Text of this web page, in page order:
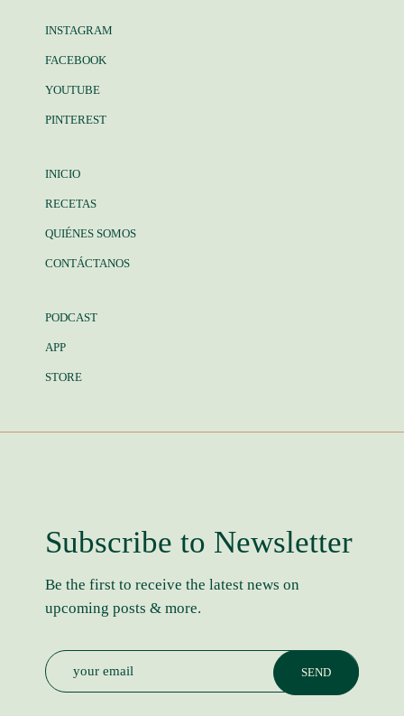
INSTAGRAM
FACEBOOK
YOUTUBE
PINTEREST
INICIO
RECETAS
QUIÉNES SOMOS
CONTÁCTANOS
PODCAST
APP
STORE
Subscribe to Newsletter
Be the first to receive the latest news on
upcoming posts & more.